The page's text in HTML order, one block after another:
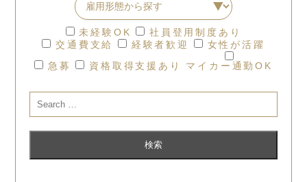
未経験OK
社員登用制度あり
交通費支給
経験者歓迎
女性が活躍
急募
資格取得支援あり マイカー通勤OK